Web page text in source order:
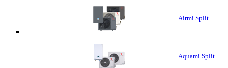
Airmi Split
Aquami Split